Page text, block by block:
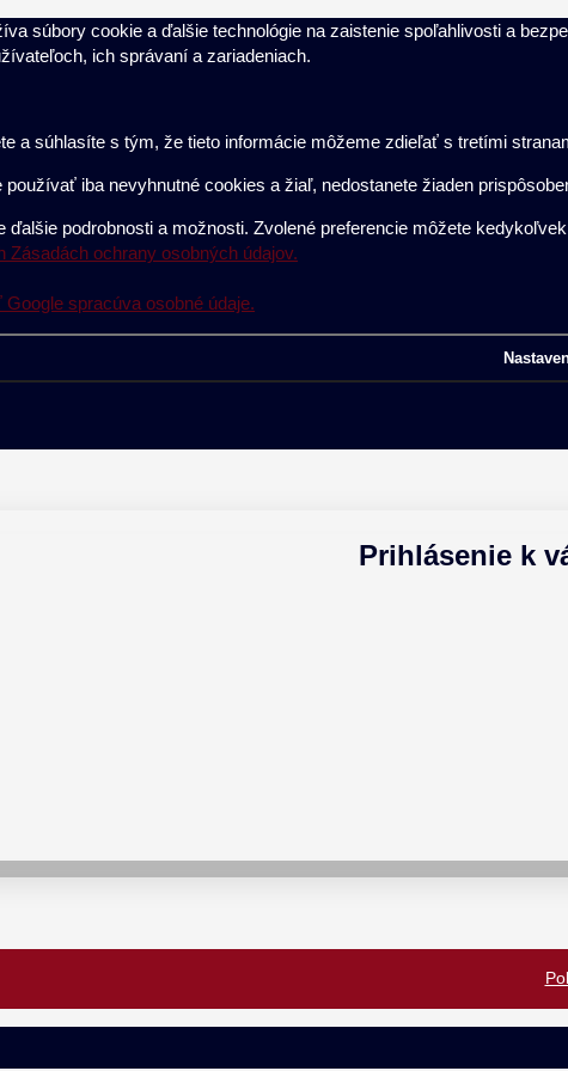
súbory cookie a ďalšie technológie na zaistenie spoľahlivosti a
ich správaní a zariadeniach.
a súhlasíte s tým, že tieto informácie môžeme zdieľať s tretími
používať iba nevyhnutné cookies a žiaľ, nedostanete žiaden
ďalšie podrobnosti a možnosti. Zvolené preferencie môžete
Zásadách ochrany osobných údajov.
spracúva osobné údaje.
Prihlásenie k